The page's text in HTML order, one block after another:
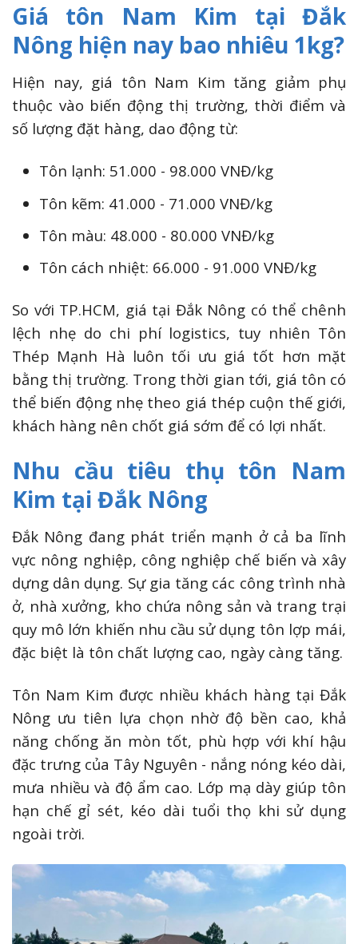
Giá tôn Nam Kim tại Đắk
Nông hiện nay bao nhiêu 1kg?
Hiện nay, giá tôn Nam Kim tăng giảm phụ
thuộc vào biến động thị trường, thời điểm và
số lượng đặt hàng, dao động từ:
Tôn lạnh: 51.000 - 98.000 VNĐ/kg
Tôn kẽm: 41.000 - 71.000 VNĐ/kg
Tôn màu: 48.000 - 80.000 VNĐ/kg
Tôn cách nhiệt: 66.000 - 91.000 VNĐ/kg
So với TP.HCM, giá tại Đắk Nông có thể chênh
lệch nhẹ do chi phí logistics, tuy nhiên Tôn
Thép Mạnh Hà luôn tối ưu giá tốt hơn mặt
bằng thị trường. Trong thời gian tới, giá tôn có
thể biến động nhẹ theo giá thép cuộn thế giới,
khách hàng nên chốt giá sớm để có lợi nhất.
Nhu cầu tiêu thụ tôn Nam
Kim tại Đắk Nông
Đắk Nông đang phát triển mạnh ở cả ba lĩnh
vực nông nghiệp, công nghiệp chế biến và xây
dựng dân dụng. Sự gia tăng các công trình nhà
ở, nhà xưởng, kho chứa nông sản và trang trại
quy mô lớn khiến nhu cầu sử dụng tôn lợp mái,
đặc biệt là tôn chất lượng cao, ngày càng tăng.
Tôn Nam Kim được nhiều khách hàng tại Đắk
Nông ưu tiên lựa chọn nhờ độ bền cao, khả
năng chống ăn mòn tốt, phù hợp với khí hậu
đặc trưng của Tây Nguyên - nắng nóng kéo dài,
mưa nhiều và độ ẩm cao. Lớp mạ dày giúp tôn
hạn chế gỉ sét, kéo dài tuổi thọ khi sử dụng
ngoài trời.